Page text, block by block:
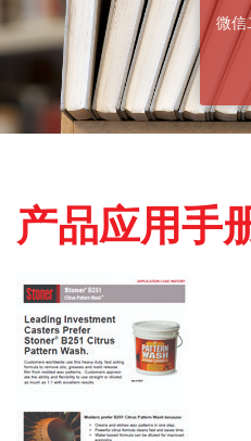
产品应用手
微信